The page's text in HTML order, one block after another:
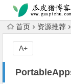
跳转到主内容
首页 资源推荐
A+